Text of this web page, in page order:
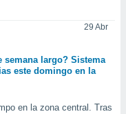
29 Abr
semana largo? Sistema
este domingo en la
en la zona central. Tras